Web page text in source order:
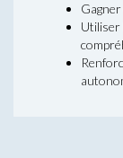
Utiliser